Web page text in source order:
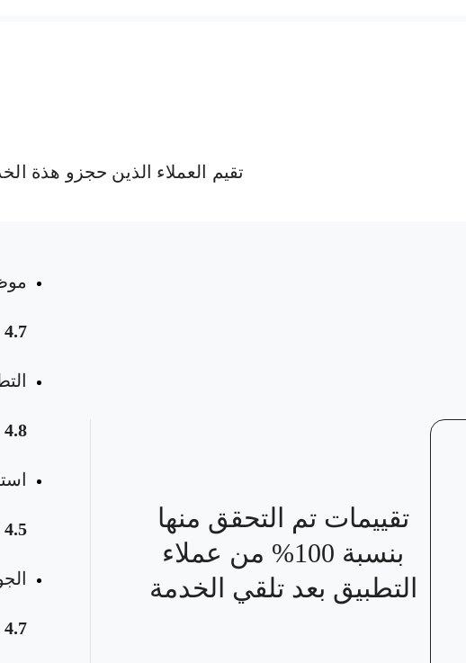
تقيم العملاء الذين حجزو هذة
تقييمات تم التحقق منها
بنسبة 100% من عملاء
التطبيق بعد تلقي الخدمة
4.7
4.8
4.5
4.7